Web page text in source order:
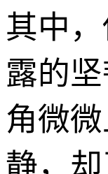
其中
露的
角微
静，